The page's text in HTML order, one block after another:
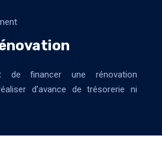
de financer une rénovation
d’avance de trésorerie ni